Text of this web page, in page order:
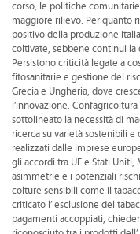
corso, le politiche
maggiore rilievo. Per quanto
positivo della produzione
coltivate, sebbene continui
Persistono criticità legate a
fitosanitarie e gestione del
Grecia e Ungheria, dove
l’innovazione.
sottolineato la necessità di
ricerca su varietà sostenibili
realizzati dalle imprese
gli accordi tra UE e Stati
asimmetrie e i potenziali
colture sensibili come il
criticato l’ esclusione del
pagamenti accoppiati,